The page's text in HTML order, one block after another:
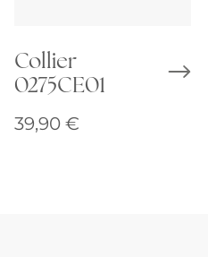
Collier
0275CE01
39,90 €